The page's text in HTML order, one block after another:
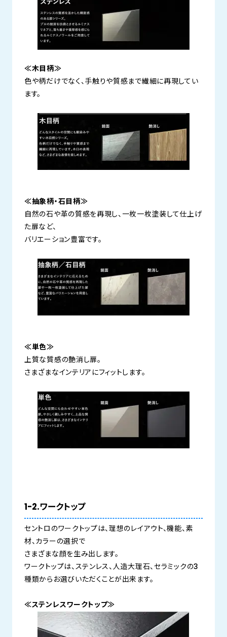
≪木目柄≫
色や柄だけでなく、手触りや質感まで繊細に再現してい
ます。
≪抽象柄・石目柄≫
自然の石や革の質感を再現し、一枚一枚塗装して仕上げ
た扉など、
バリエーション豊富です。
≪単色≫
上質な質感の艶消し扉。
さまざまなインテリアにフィットします。
1-2.ワークトップ
セントロのワークトップは、理想のレイアウト、機能、素
材、カラーの選択で
さまざまな顔を生み出します。
ワークトップは、ステンレス、人造大理石、セラミックの3
種類からお選びいただくことが出来ます。
≪ステンレスワークトップ≫